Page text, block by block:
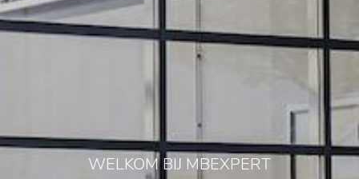
WELKOM BIJ MBEXPERT